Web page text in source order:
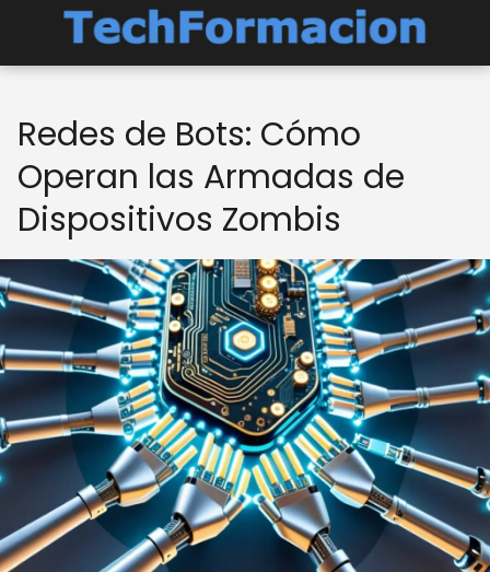
Redes de Bots: Cómo
Operan las Armadas de
Dispositivos Zombis